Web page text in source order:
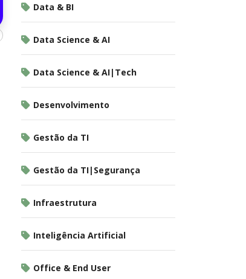
Data & BI
Data Science & AI
Data Science & AI|Tech
Desenvolvimento
Gestão da TI
Gestão da TI|Segurança
Infraestrutura
Inteligência Artificial
Office & End User